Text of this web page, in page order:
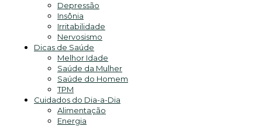
Depressão
Insônia
Irritabilidade
Nervosismo
Dicas de Saúde
Melhor Idade
Saúde da Mulher
Saúde do Homem
TPM
Cuidados do Dia-a-Dia
Alimentação
Energia